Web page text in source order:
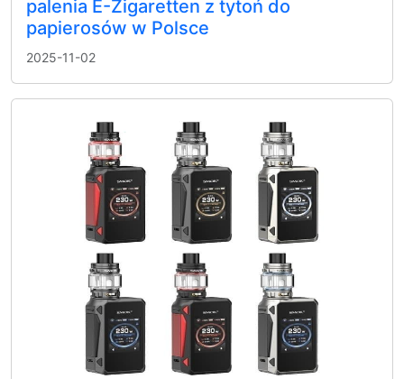
palenia E-Zigaretten z tytoń do
papierosów w Polsce
2025-11-02